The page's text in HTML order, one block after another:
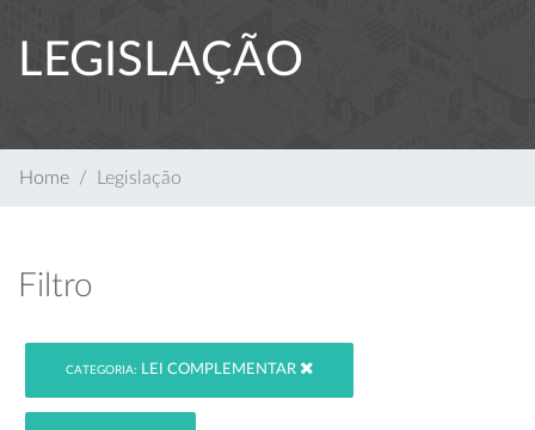
LEGISLAÇÃO
Home Legislação
Filtro
CATEGORIA: LEI COMPLEMENTAR